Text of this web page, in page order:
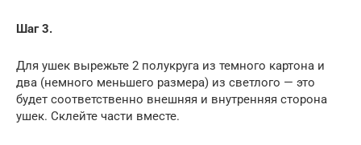
Шаг 3.
Для ушек вырежьте 2 полукруга из темного картона и
два (немного меньшего размера) из светлого — это
будет соответственно внешняя и внутренняя сторона
ушек. Склейте части вместе.